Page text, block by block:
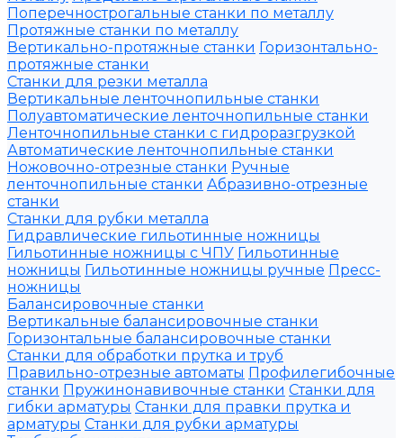
Поперечнострогальные станки по металлу
Протяжные станки по металлу
Вертикально-протяжные станки Горизонтально-
протяжные станки
Станки для резки металла
Вертикальные ленточнопильные станки
Полуавтоматические ленточнопильные станки
Ленточнопильные станки с гидроразгрузкой
Автоматические ленточнопильные станки
Ножовочно-отрезные станки Ручные
ленточнопильные станки Абразивно-отрезные
станки
Станки для рубки металла
Гидравлические гильотинные ножницы
Гильотинные ножницы с ЧПУ Гильотинные
ножницы Гильотинные ножницы ручные Пресс-
ножницы
Балансировочные станки
Вертикальные балансировочные станки
Горизонтальные балансировочные станки
Станки для обработки прутка и труб
Правильно-отрезные автоматы Профилегибочные
станки Пружинонавивочные станки Станки для
гибки арматуры Станки для правки прутка и
арматуры Станки для рубки арматуры